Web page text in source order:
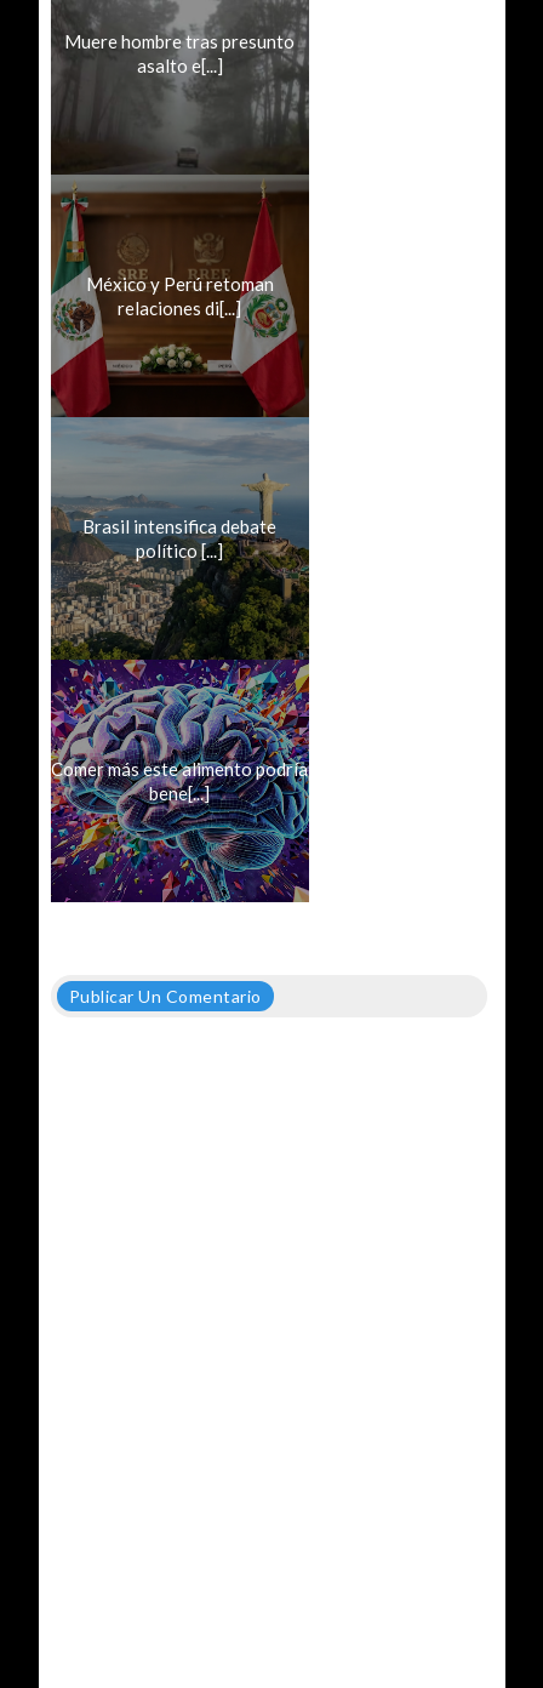
Muere hombre tras presunto
asalto e[...]
México y Perú retoman
relaciones di[...]
Brasil intensifica debate
político [...]
Comer más este alimento podría
bene[...]
Publicar Un Comentario